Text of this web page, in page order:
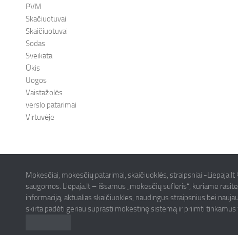
PVM
Skačiuotuvai
Skaičiuotuvai
Sodas
Sveikata
Ūkis
Uogos
Vaistažolės
verslo patarimai
Virtuvėje
Mokesčiai, mokesčių patarimai, skaičiuoklės, straipsniai -Liepaja.lt
saugomos. Liepaja.lt – išsamus „mokesčių sufleris“, kuriame
informaciją, aktualias skaičiuokles, naudingus straipsnius bei
skirta padėti geriau suprasti mokestinę sistemą ir priimti